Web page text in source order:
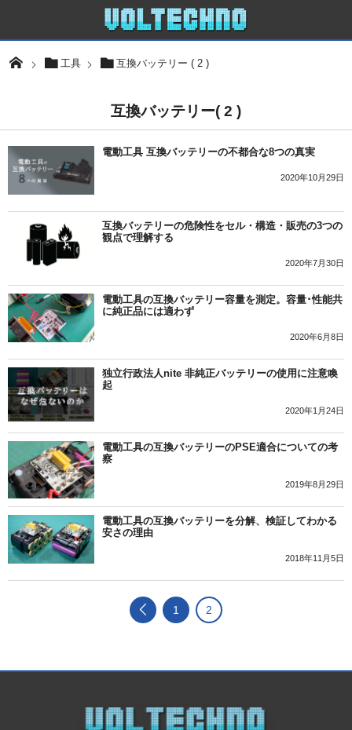
工具 互換バッテリー ( 2 )
互換バッテリー( 2 )
電動工具 互換バッテリーの不都合な8つの真実
2020年10月29日
互換バッテリーの危険性をセル・構造・販売の3つの
観点で理解する
2020年7月30日
電動工具の互換バッテリー容量を測定。容量･性能共
に純正品には適わず
2020年6月8日
独立行政法人nite 非純正バッテリーの使用に注意喚
起
2020年1月24日
電動工具の互換バッテリーのPSE適合についての考
察
2019年8月29日
電動工具の互換バッテリーを分解、検証してわかる
安さの理由
2018年11月5日
1 2